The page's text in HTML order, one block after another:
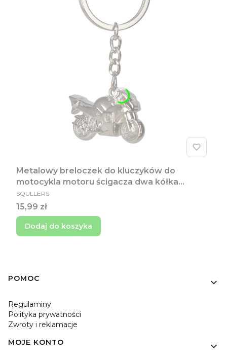
Metalowy breloczek do kluczyków do
motocykla motoru ścigacza dwa kółka
prezent dla motocyklisty
PRODUCENT
SQULLERS
Cena
15,99 zł
Dodaj do koszyka
Linki w stopce
POMOC
Regulaminy
Polityka prywatności
Zwroty i reklamacje
MOJE KONTO